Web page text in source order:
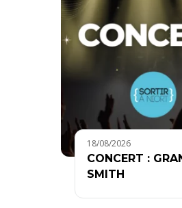
18/08/2026
CONCERT :
SMITH